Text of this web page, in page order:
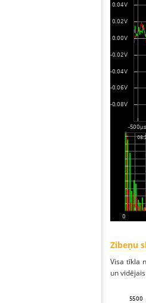
Zibeņu
Visa tīkla
un